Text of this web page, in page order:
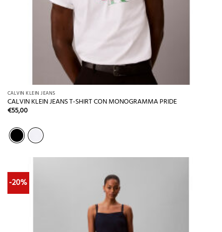
CALVIN KLEIN JEANS
CALVIN KLEIN JEANS T-SHIRT CON MONOGRAMMA PRIDE
€55,00
-20%